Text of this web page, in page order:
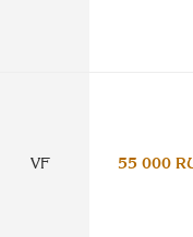
VF 55 000